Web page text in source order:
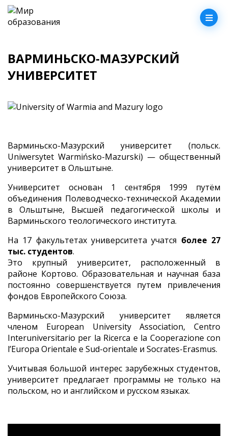
ВАРМИНЬСКО-МАЗУРСКИЙ
УНИВЕРСИТЕТ
Варминьско-Мазурский университет (польск.
Uniwersytet Warmińsko-Mazurski) — общественный
университет в Ольштыне.
Университет основан 1 сентября 1999 путём
объединения Полеводческо-технической Академии
в Ольштыне, Высшей педагогической школы и
Варминьского теологического института.
На 17 факультетах университета учатся более 27
тыс. студентов.
Это крупный университет, расположенный в
районе Кортово. Образовательная и научная база
постоянно совершенствуется путем привлечения
фондов Европейского Союза.
Варминьско-Мазурский университет является
членом European University Association, Centro
Interuniversitario per la Ricerca e la Cooperazione con
l’Europa Orientale e Sud-orientale и Socrates-Erasmus.
Учитывая большой интерес зарубежных студентов,
университет предлагает программы не только на
польском, но и английском и русском языках.